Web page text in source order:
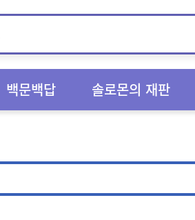
백문백답 솔로몬의 재판